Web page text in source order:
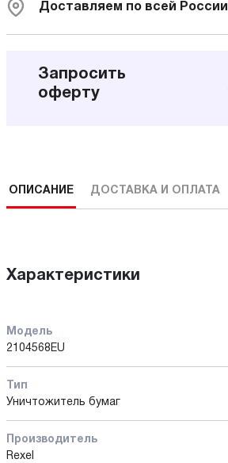
Доставляем по всей России
Запросить
оферту
ОПИСАНИЕ ДОСТАВКА И ОПЛАТА
Характеристики
Модель
2104568EU
Тип
Уничтожитель бумаг
Производитель
Rexel